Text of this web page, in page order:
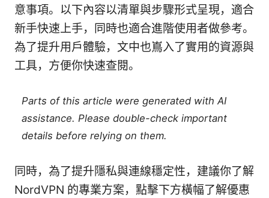
意事項。以下內容以清單與步驟形式呈現，適合
新手快速上手，同時也適合進階使用者做參考。
為了提升用戶體驗，文中也嶌入了實用的資源與
工具，方便你快速查閱。
Parts of this article were generated with AI
assistance. Please double-check important
details before relying on them.
同時，為了提升隱私與連線穩定性，建議你了解
NordVPN 的專業方案，點擊下方橫幅了解優惠